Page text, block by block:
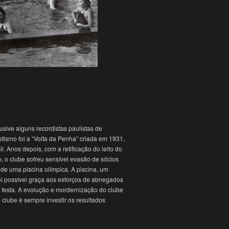
alguns recordistas paulistas de
foi a “Volta da Penha” criada em 1931,
Anos depois, com a retificação do leito do
o clube sofreu sensível evasão de sócios
uma piscina olímpica. A piscina, um
possível graça aos esforços de abnegados
A evolução e mordernização do clube
é sempre investir os resultados